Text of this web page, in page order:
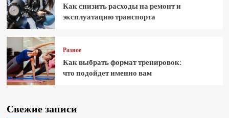
Как снизить расходы на ремонт и
эксплуатацию транспорта
Разное
Как выбрать формат тренировок:
что подойдет именно вам
Свежие записи